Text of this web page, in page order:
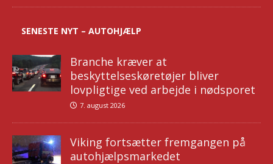
SENESTE NYT – AUTOHJÆLP
Branche kræver at
beskyttelseskøretøjer bliver
lovpligtige ved arbejde i nødsporet
7. august 2026
Viking fortsætter fremgangen på
autohjælpsmarkedet